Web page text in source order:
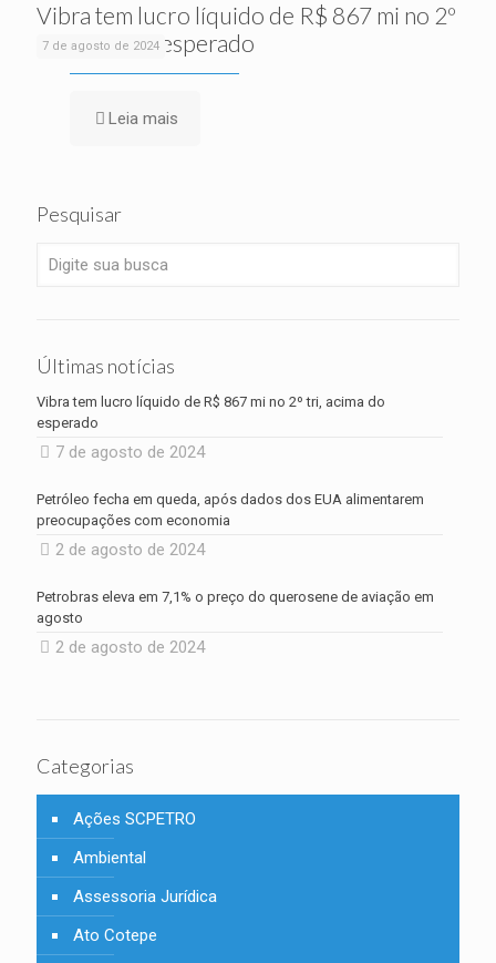
7 de agosto de 2024
Vibra tem lucro líquido de R$ 867 mi no 2º
tri, acima do esperado
Leia mais
Pesquisar
Últimas notícias
Vibra tem lucro líquido de R$ 867 mi no 2º tri, acima do
esperado
7 de agosto de 2024
Petróleo fecha em queda, após dados dos EUA alimentarem
preocupações com economia
2 de agosto de 2024
Petrobras eleva em 7,1% o preço do querosene de aviação em
agosto
2 de agosto de 2024
Categorias
Ações SCPETRO
Ambiental
Assessoria Jurídica
Ato Cotepe